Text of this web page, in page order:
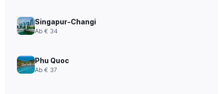
Singapur-Changi
Ab € 34
Phu Quoc
Ab € 37